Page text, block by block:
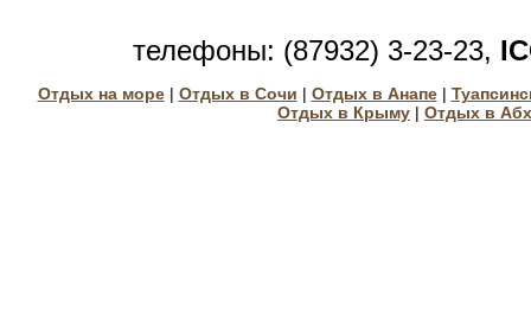
телефоны: (87932) 3-23-23,
Отдых на море| Отдых в Сочи | Отдых в Анапе|
Отдых в Крыму | Отдых в